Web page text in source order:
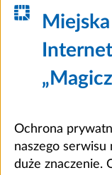
Ochrona
naszego serwisu
duże znaczenie.